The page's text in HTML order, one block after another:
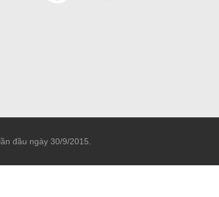
đầu ngày 30/9/2015.